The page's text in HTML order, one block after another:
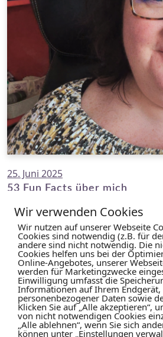
25. Juni 2025
53 Fun Facts über mich
Weiterlesen...
Wir verwenden Cookies
Wir nutzen auf unserer Webseite
Cookies sind notwendig (z.B. für
andere sind nicht notwendig. Die
Cookies helfen uns bei der
Online-Angebotes, unserer
werden für Marketingzwecke
Einwilligung umfasst die
Informationen auf Ihrem Endgerät,
personenbezogener Daten sowie
Klicken Sie auf „Alle akzeptieren“,
von nicht notwendigen Cookies
„Alle ablehnen“, wenn Sie sich
können unter „Einstellungen